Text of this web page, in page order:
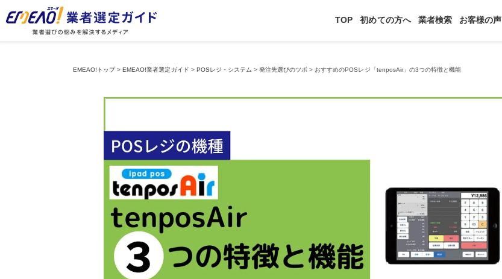
TOP 初めての方へ 業者検索 お客様の声
EMEAO!トップ>EMEAO!業者選定ガイド > POSレジ・システム > 発注先選びのツボ > おすすめのPOSレジ「tenposAir」の3つの特徴と機能